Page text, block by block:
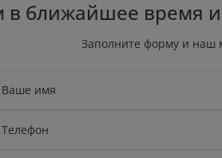
ближайшее время
Заполните форму и наш
Ваше имя
Телефон